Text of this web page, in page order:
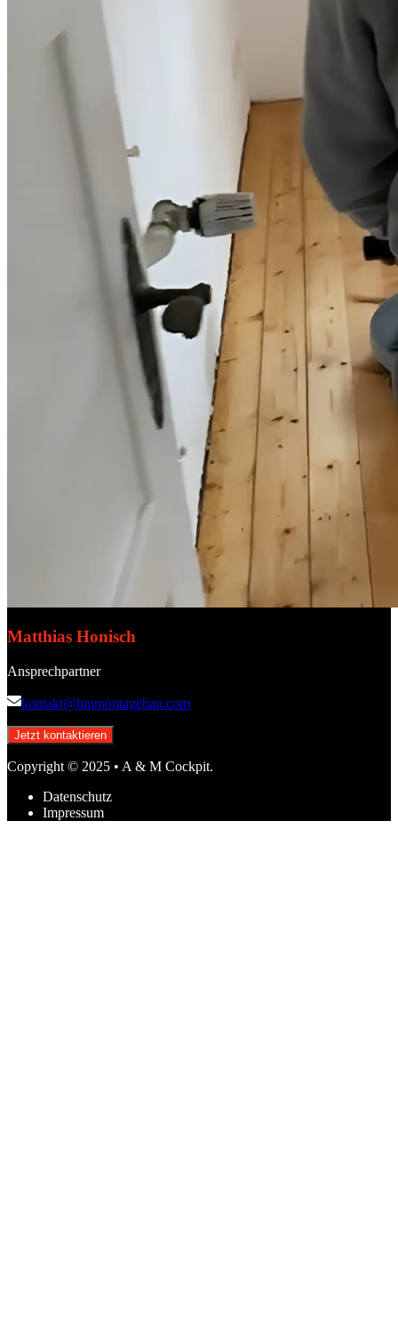
Matthias Honisch
Ansprechpartner
kontakt@hmmontagebau.com
Jetzt kontaktieren
Copyright © 2025 • A & M Cockpit.
Datenschutz
Impressum